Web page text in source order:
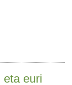
eta euri